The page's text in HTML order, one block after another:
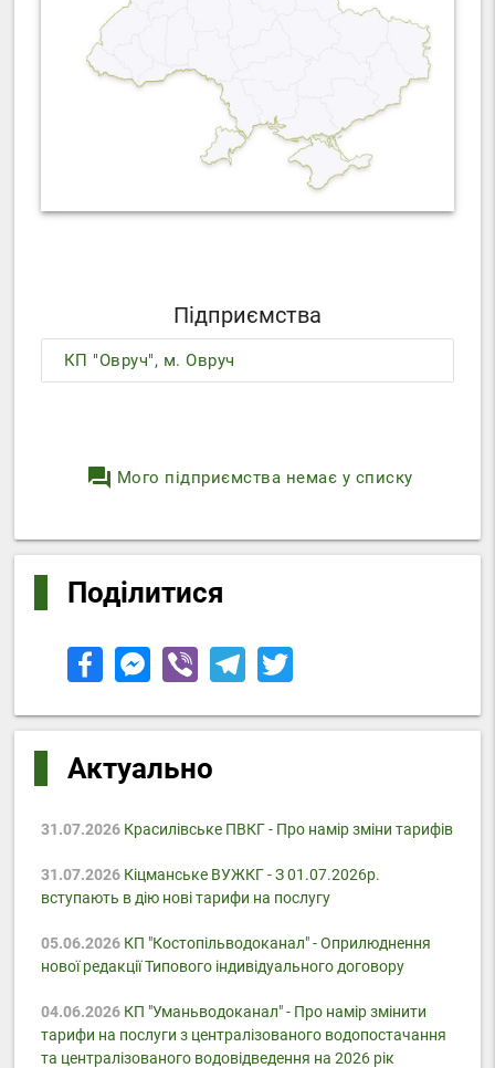
Підприємства
КП "Овруч", м. Овруч
question_answer Мого підприємства немає у списку
Поділитися
Актуально
31.07.2026Красилівське ПВКГ - Про намір зміни тарифів
31.07.2026Кіцманське ВУЖКГ - З 01.07.2026р.
вступають в дію нові тарифи на послугу
05.06.2026КП "Костопільводоканал" - Оприлюднення
нової редакції Типового індивідуального договору
04.06.2026КП "Уманьводоканал" - Про намір змінити
тарифи на послуги з централізованого водопостачання
та централізованого водовідведення на 2026 рік